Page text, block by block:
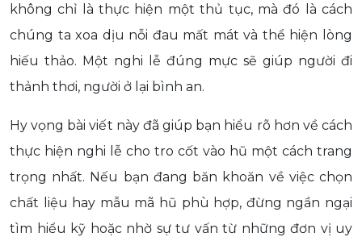
không chỉ là thực hiện một thủ tục, mà đó là cách
chúng ta xoa dịu nỗi đau mất mát và thể hiện lòng
hiếu thảo. Một nghi lễ đúng mực sẽ giúp người đi
thảnh thơi, người ở lại bình an.
Hy vọng bài viết này đã giúp bạn hiểu rõ hơn về cách
thực hiện nghi lễ cho tro cốt vào hũ một cách trang
trọng nhất. Nếu bạn đang băn khoăn về việc chọn
chất liệu hay mẫu mã hũ phù hợp, đừng ngần ngại
tìm hiểu kỹ hoặc nhờ sự tư vấn từ những đơn vị uy